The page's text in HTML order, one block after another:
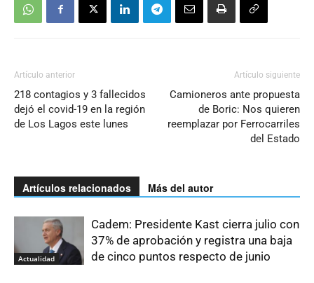
Artículo anterior
218 contagios y 3 fallecidos
dejó el covid-19 en la región
de Los Lagos este lunes
Artículo siguiente
Camioneros ante propuesta
de Boric: Nos quieren
reemplazar por Ferrocarriles
del Estado
Artículos relacionados Más del autor
Actualidad
Cadem: Presidente Kast cierra julio con
37% de aprobación y registra una baja
de cinco puntos respecto de junio